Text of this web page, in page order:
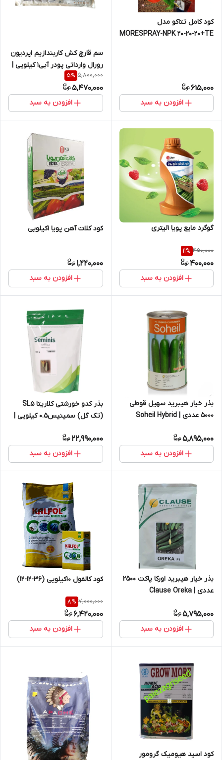
کود کامل تتاکو مدل
MORESPRAY-NPK 20-20-20+TE
615,000
افزودن به سبد
سم قارچ کش کاربندازیم اپردیون
رورال وارداتی پودر آبی1 کیلویی |
Carbendazim + Aperdione
5,800,000
5%
5,470,000
افزودن به سبد
گوگرد مایع پویا 1لیتری
450,000
11%
400,000
افزودن به سبد
کود کلات آهن پویا 1کیلویی
1,220,000
افزودن به سبد
بذر خیار هیبرید سهیل قوطی
5000 عددی | Soheil Hybrid
5,895,000
افزودن به سبد
بذر کدو خورشتی کلاریتا SL5
(تک گل) سمینیس0.5 کیلویی |
22,990,000
افزودن به سبد
بذر خیار هیبرید اورکا پاکت 2500
عددی | Clause Oreka
5,795,000
افزودن به سبد
کود کالفول 10کیلویی (36-12-12)
7,000,000
8%
6,420,000
افزودن به سبد
کود اسید هیومیک گرومور